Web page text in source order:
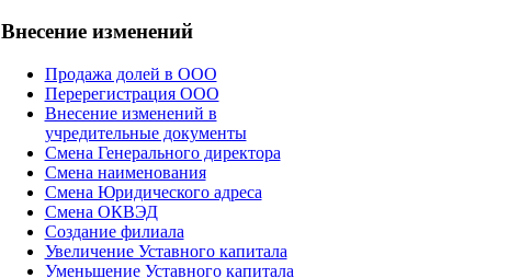
Внесениеизменений
Продажа долей в ООО
Перерегистрация ООО
Внесение изменений в
учредительные документы
Смена Генерального директора
Смена наименования
Смена Юридического адреса
Смена ОКВЭД
Создание филиала
Увеличение Уставного капитала
Уменьшение Уставного капитала